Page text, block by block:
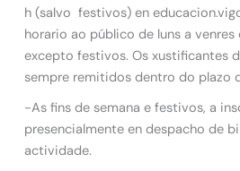
h (salvo festivos) en
horario ao público de luns a venres
excepto festivos. Os xustificantes
sempre remitidos dentro do plazo
-As fins de semana e festivos, a
presencialmente en despacho de
actividade.